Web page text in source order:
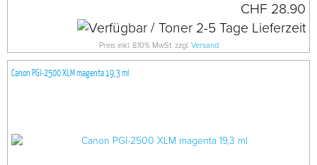
CHF 28.90
Preis inkl. 8.10% MwSt. zzgl. Versand
Canon PGI-2500 XLM magenta 19,3 ml